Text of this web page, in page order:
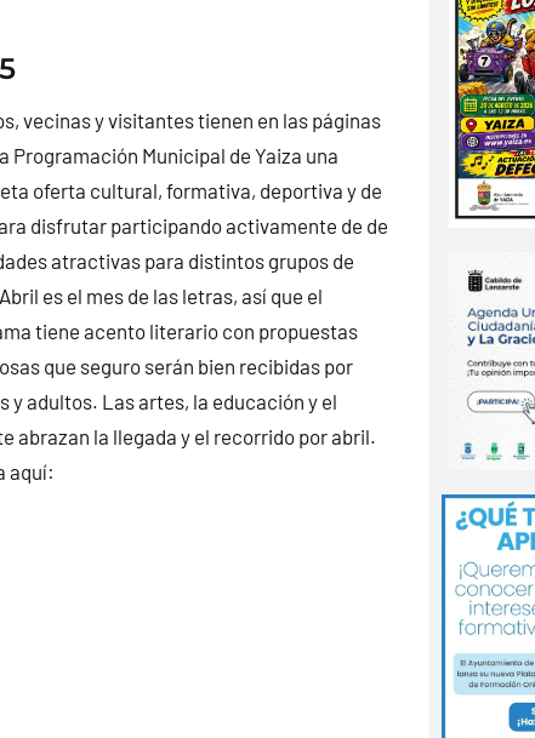
vecinas y visitantes tienen en las páginas
Programación Municipal de Yaiza una
oferta cultural, formativa, deportiva y de
disfrutar participando activamente de de
atractivas para distintos grupos de
es el mes de las letras, así que el
tiene acento literario con propuestas
que seguro serán bien recibidas por
y adultos. Las artes, la educación y el
abrazan la llegada y el recorrido por abril.
aquí: